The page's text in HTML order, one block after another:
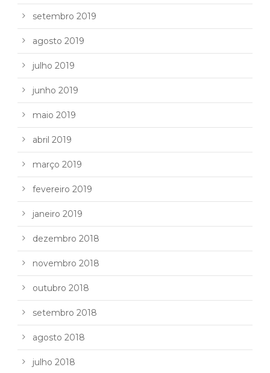
setembro 2019
agosto 2019
julho 2019
junho 2019
maio 2019
abril 2019
março 2019
fevereiro 2019
janeiro 2019
dezembro 2018
novembro 2018
outubro 2018
setembro 2018
agosto 2018
julho 2018